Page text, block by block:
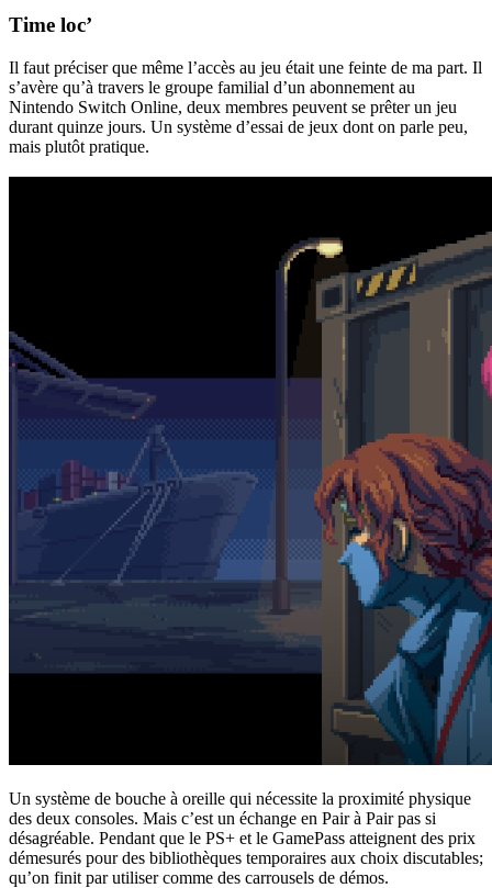
Time loc’
Il faut préciser que même l’accès au jeu était une feinte de ma part. Il
s’avère qu’à travers le groupe familial d’un abonnement au
Nintendo Switch Online, deux membres peuvent se prêter un jeu
durant quinze jours. Un système d’essai de jeux dont on parle peu,
mais plutôt pratique.
Un système de bouche à oreille qui nécessite la proximité physique
des deux consoles. Mais c’est un échange en Pair à Pair pas si
désagréable. Pendant que le PS+ et le GamePass atteignent des prix
démesurés pour des bibliothèques temporaires aux choix discutables;
qu’on finit par utiliser comme des carrousels de démos.